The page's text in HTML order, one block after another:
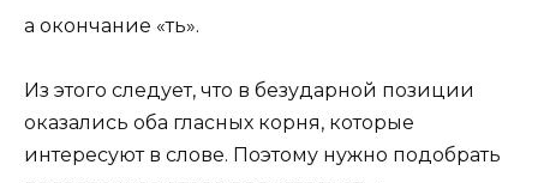
а окончание «ть».
Из этого следует, что в безударной позиции
оказались оба гласных корня, которые
интересуют в слове. Поэтому нужно подобрать